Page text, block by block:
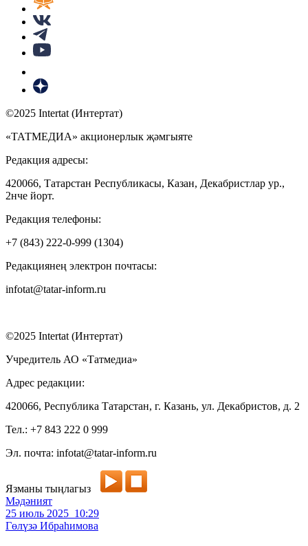
©2025 Intertat (Интертат)
«ТАТМЕДИА» акционерлык җәмгыяте
Редакция адресы:
420066, Татарстан Республикасы, Казан, Декабристлар ур.,
2нче йорт.
Редакция телефоны:
+7 (843) 222-0-999 (1304)
Редакциянең электрон почтасы:
infotat@tatar-inform.ru
©2025 Intertat (Интертат)
Учредитель АО «Татмедиа»
Адрес редакции:
420066, Республика Татарстан, г. Казань, ул. Декабристов, д. 2
Тел.: +7 843 222 0 999
Эл. почта: infotat@tatar-inform.ru
Язманы тыңлагыз
Мәдәният
25 июль 2025 10:29
Гөлүзә Ибраһимова